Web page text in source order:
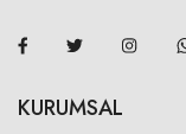
KURUMSAL